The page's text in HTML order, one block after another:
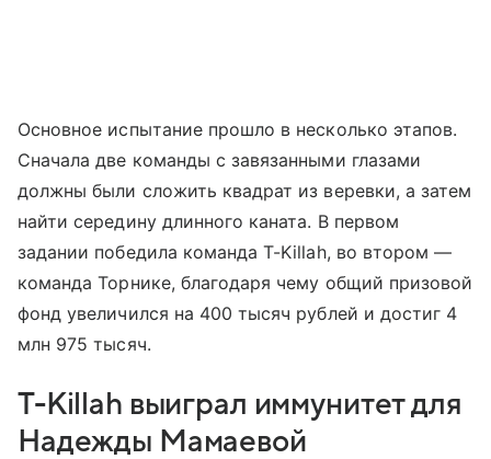
Основное испытание прошло в несколько этапов.
Сначала две команды с завязанными глазами
должны были сложить квадрат из веревки, а затем
найти середину длинного каната. В первом
задании победила команда T-Killah, во втором —
команда Торнике, благодаря чему общий призовой
фонд увеличился на 400 тысяч рублей и достиг 4
млн 975 тысяч.
T-Killah выиграл иммунитет для
Надежды Мамаевой